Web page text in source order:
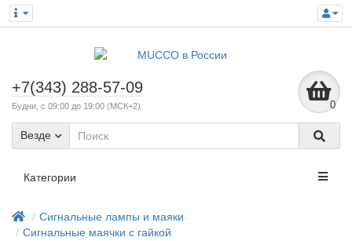
+7(343) 288-57-09
Будни, с 09:00 до 19:00 (МСК+2) 0
Везде
Категории
Сигнальные лампы и маяки
Сигнальные маячки с гайкой